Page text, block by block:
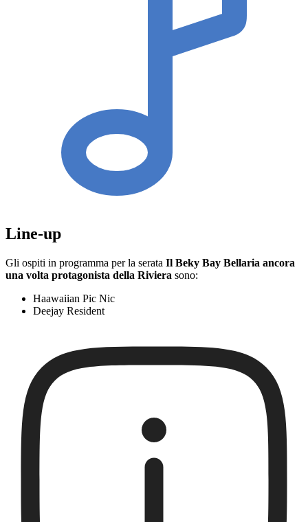
Line-up
Gli ospiti in programma per la serata Il Beky Bay Bellaria ancora
una volta protagonista della Riviera sono:
Haawaiian Pic Nic
Deejay Resident